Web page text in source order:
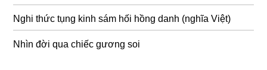
Nghi thức tụng kinh sám hối hồng danh (nghĩa Việt)
Nhìn đời qua chiếc gương soi